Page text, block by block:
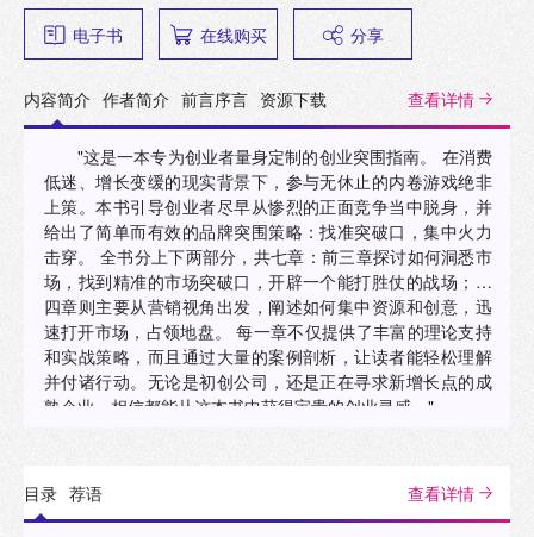
电子书 在线购买 分享
内容简介 作者简介 前言序言 资源下载 查看详情
"这是一本专为创业者量身定制的创业突围指南。 在消费
低迷、增长变缓的现实背景下，参与无休止的内卷游戏绝非
上策。本书引导创业者尽早从惨烈的正面竞争当中脱身，并
给出了简单而有效的品牌突围策略：找准突破口，集中火力
击穿。 全书分上下两部分，共七章：前三章探讨如何洞悉市
场，找到精准的市场突破口，开辟一个能打胜仗的战场；后
四章则主要从营销视角出发，阐述如何集中资源和创意，迅
速打开市场，占领地盘。 每一章不仅提供了丰富的理论支持
和实战策略，而且通过大量的案例剖析，让读者能轻松理解
并付诸行动。无论是初创公司，还是正在寻求新增长点的成
熟企业，相信都能从这本书中获得宝贵的创业灵感。"
目录 荐语 查看详情